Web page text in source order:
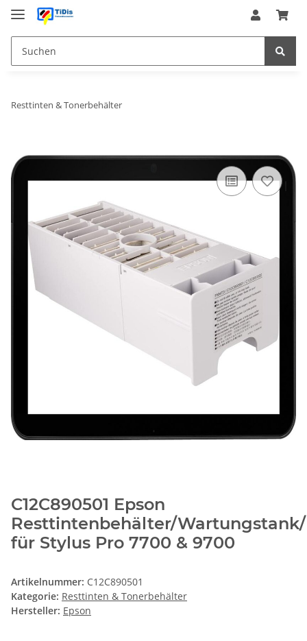
Resttinten & Tonerbehälter
C12C890501 Epson
Resttintenbehälter/
für Stylus Pro 7700 & 9700
Artikelnummer: C12C890501
Kategorie: Resttinten & Tonerbehälter
Hersteller: Epson